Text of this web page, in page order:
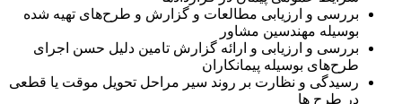
بررسی و ارزیابی مطالعات و گزارش و طرح‌های تهیه شده
بوسیله مهندسین مشاور
بررسی و ارزیابی و ارائه گزارش تامین دلیل حسن اجرای
طرح‌های بوسیله پیمانکاران
رسیدگی و نظارت بر روند سیر مراحل تحویل موقت یا قطعی
در طرح ها